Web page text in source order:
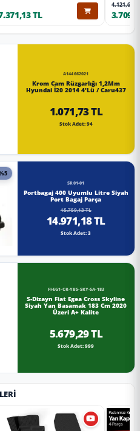
TL
4.121,65 TL
A144662021
Krom Cam Rüzgarlığı 1,2Mm
Hyundai İ20 2014 4'Lü / Caru437
1.071,73 TL
Stok Adet: 94
SR01-01
Portbagaj 400 Uyumlu Litre Siyah
Port Bagaj Parça
15.759,13 TL
14.971,18 TL
Stok Adet: 3
FI-EG1-CR-YBS-SKY-SA-183
S-Dizayn Fiat Egea Cross Skyline
Siyah Yan Basamak 183 Cm 2020
Üzeri A+ Kalite
5.679,29 TL
Stok Adet: 999